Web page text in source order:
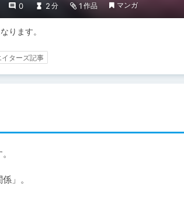
0 2 分 1 作品 マンガ
ります。
イターズ記事
」。